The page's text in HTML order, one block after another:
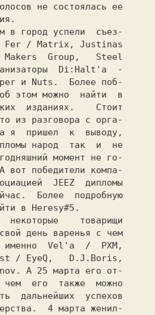
не состоялась ее
версия.
Fer / Matrix, Justinas
Group,   Steel
Di:Halt'а  -
и Nuts.  Более поб-
об этом можно  найти  в
изданиях.    Стоит
из разговора с орга-
я  пришел  к  выводу,
народ  так  и  не
момент не го-
вот победители компа-
JEEZ  дипломы
Более  подробную
найти в Heresy#5.
день варенья с чем
именно Vel'а  /  PXM,
А 25 марта его от-
чем  его  также  можно
дальнейших  успехов
4 марта женил-